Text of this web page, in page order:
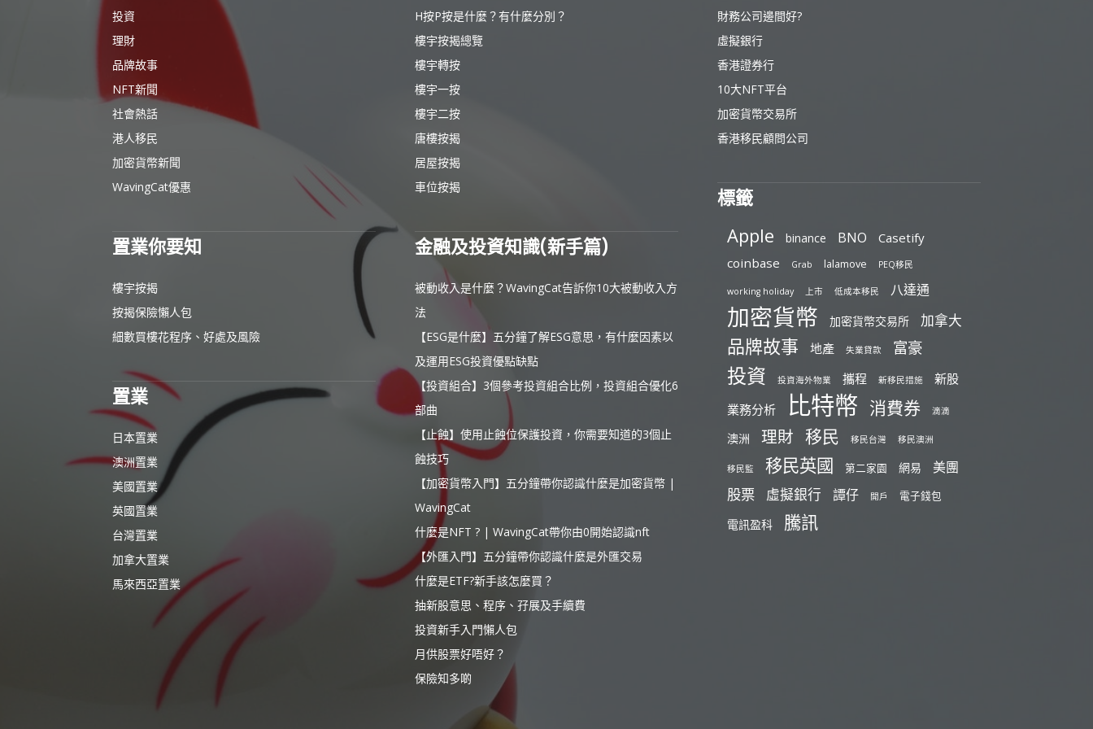
投資
理財
品牌故事
NFT新聞
社會熱話
港人移民
加密貨幣新聞
WavingCat優惠
置業你要知
樓宇按揭
按揭保險懶人包
細數買樓花程序、好處及風險
置業
日本置業
澳洲置業
美國置業
英國置業
台灣置業
加拿大置業
馬來西亞置業
H按P按是什麼？有什麼分別？
樓宇按揭總覽
樓宇轉按
樓宇一按
樓宇二按
唐樓按揭
居屋按揭
車位按揭
金融及投資知識(新手篇)
被動收入是什麼？WavingCat告訴你10大被動收入方
法
【ESG是什麼】五分鐘了解ESG意思，有什麼因素以
及運用ESG投資優點缺點
【投資組合】3個參考投資組合比例，投資組合優化6
部曲
【止蝕】使用止蝕位保護投資，你需要知道的3個止
蝕技巧
【加密貨幣入門】五分鐘帶你認識什麼是加密貨幣 |
WavingCat
什麼是NFT ? | WavingCat帶你由0開始認識nft
【外匯入門】五分鐘帶你認識什麼是外匯交易
什麼是ETF?新手該怎麼買？
抽新股意思、程序、孖展及手續費
投資新手入門懶人包
月供股票好唔好？
保險知多啲
財務公司邊間好?
虛擬銀行
香港證券行
10大NFT平台
加密貨幣交易所
香港移民顧問公司
標籤
Apple binance BNO
Casetify
coinbase
Grab lalamove PEQ移民
working holiday 上市 低成本移民 八達通
加密貨幣 加密貨幣交易所 加拿大
品牌故事 地產 失業貸款 富豪
投資 投資海外物業 攜程 新移民措施
新股
業務分析
比特幣 消費券 滴滴
澳洲 理財 移民 移民台灣 移民澳洲
移民監 移民英國 第二家園 網易 美團
股票 虛擬銀行 譚仔 開戶 電子錢包
電訊盈科 騰訊